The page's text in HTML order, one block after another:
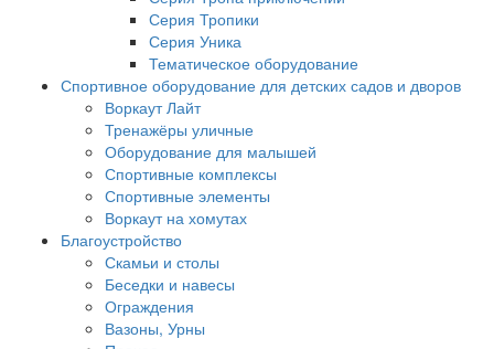
Серия Тропики
Серия Уника
Тематическое оборудование
Спортивное оборудование для детских садов и дворов
Воркаут Лайт
Тренажёры уличные
Оборудование для малышей
Спортивные комплексы
Спортивные элементы
Воркаут на хомутах
Благоустройство
Скамьи и столы
Беседки и навесы
Ограждения
Вазоны, Урны